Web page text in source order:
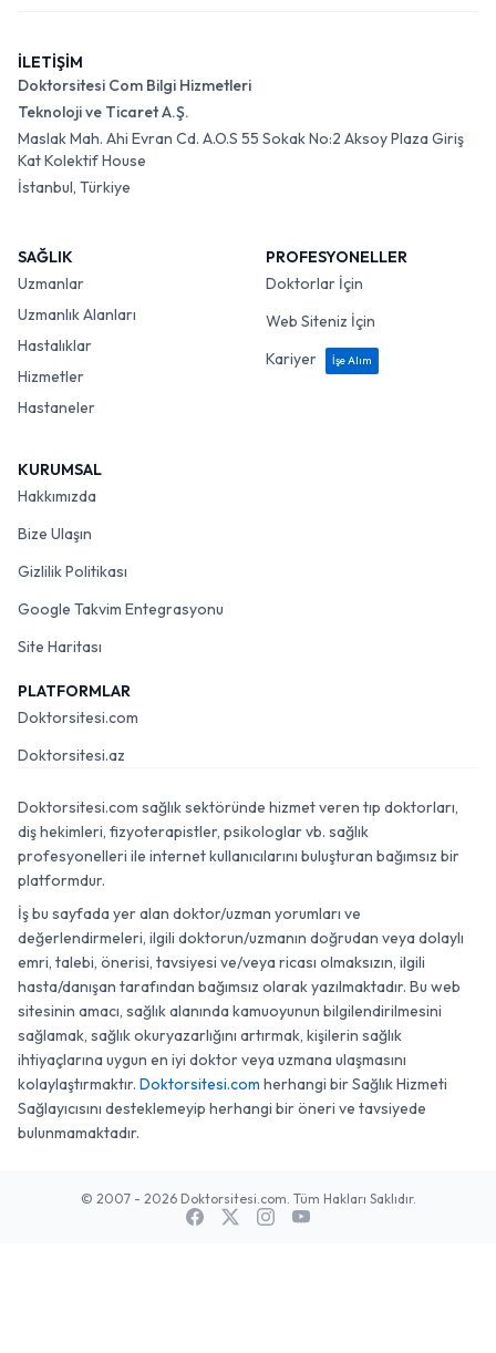
İLETİŞİM
Doktorsitesi Com Bilgi Hizmetleri
Teknoloji ve Ticaret A.Ş.
Maslak Mah. Ahi Evran Cd. A.O.S 55 Sokak No:2 Aksoy Plaza Giriş
Kat Kolektif House
İstanbul, Türkiye
SAĞLIK
Uzmanlar
Uzmanlık Alanları
Hastalıklar
Hizmetler
Hastaneler
PROFESYONELLER
Doktorlar İçin
Web Siteniz İçin
Kariyer
İşe Alım
KURUMSAL
Hakkımızda
Bize Ulaşın
Gizlilik Politikası
Google Takvim Entegrasyonu
Site Haritası
PLATFORMLAR
Doktorsitesi.com
Doktorsitesi.az
Doktorsitesi.com sağlık sektöründe hizmet veren tıp doktorları,
diş hekimleri, fizyoterapistler, psikologlar vb. sağlık
profesyonelleri ile internet kullanıcılarını buluşturan bağımsız bir
platformdur.
İş bu sayfada yer alan doktor/uzman yorumları ve
değerlendirmeleri, ilgili doktorun/uzmanın doğrudan veya dolaylı
emri, talebi, önerisi, tavsiyesi ve/veya ricası olmaksızın, ilgili
hasta/danışan tarafından bağımsız olarak yazılmaktadır. Bu web
sitesinin amacı, sağlık alanında kamuoyunun bilgilendirilmesini
sağlamak, sağlık okuryazarlığını artırmak, kişilerin sağlık
ihtiyaçlarına uygun en iyi doktor veya uzmana ulaşmasını
kolaylaştırmaktır. Doktorsitesi.com herhangi bir Sağlık Hizmeti
Sağlayıcısını desteklemeyip herhangi bir öneri ve tavsiyede
bulunmamaktadır.
© 2007 - 2026 Doktorsitesi.com. Tüm Hakları Saklıdır.